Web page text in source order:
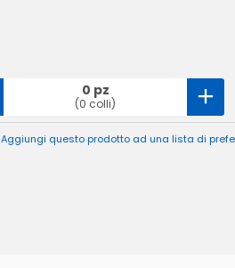
0 pz
(0 colli)
Aggiungi questo prodotto ad una lista di